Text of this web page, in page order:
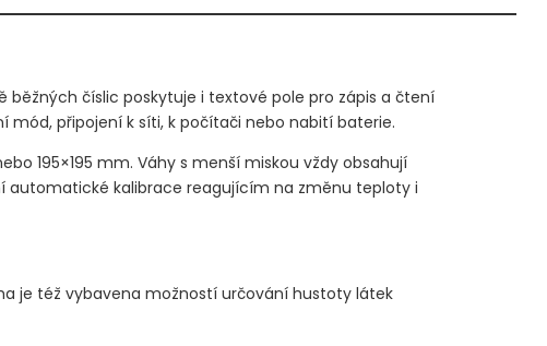
běžných číslic poskytuje i textové pole pro zápis a čtení
mód, připojení k síti, k počítači nebo nabití baterie.
195×195 mm. Váhy s menší miskou vždy obsahují
automatické kalibrace reagujícím na změnu teploty i
je též vybavena možností určování hustoty látek